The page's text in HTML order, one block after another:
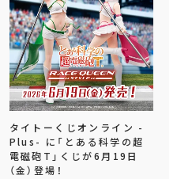
タイトーくじオンライン -
Plus- に「とある科学の超
電磁砲T」くじが6月19日
（金）登場！